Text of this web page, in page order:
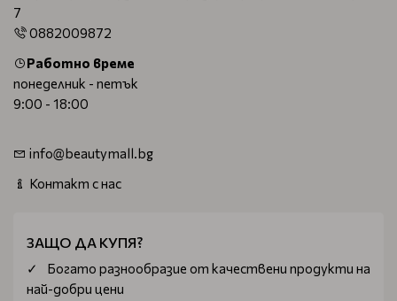
7
0882009872
Работно време
понеделник - петък
9:00 - 18:00
info@beautymall.bg
Контакт с нас
ЗАЩО ДА КУПЯ?
Богатo разнообразие от качествени продукти на
най-добри цени